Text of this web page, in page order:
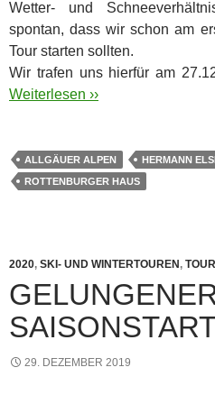
Wetter- und
spontan, dass wir schon am
Tour starten sollten.
Wir trafen uns hierfür am
Weiterlesen ››
ALLGÄUER ALPEN
HERMANN
ROTTENBURGER HAUS
2020, SKI- UND WINTERTOUREN,
29. DEZEMBER 2019